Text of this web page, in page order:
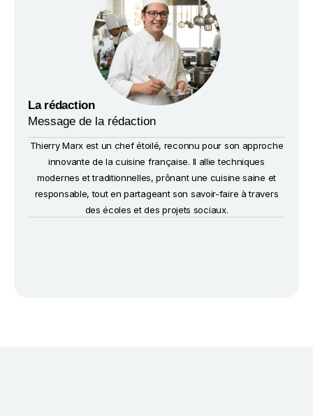
La rédaction
Message de la rédaction
Thierry Marx est un chef étoilé, reconnu pour son approche
innovante de la cuisine française. Il allie techniques
modernes et traditionnelles, prônant une cuisine saine et
responsable, tout en partageant son savoir-faire à travers
des écoles et des projets sociaux.